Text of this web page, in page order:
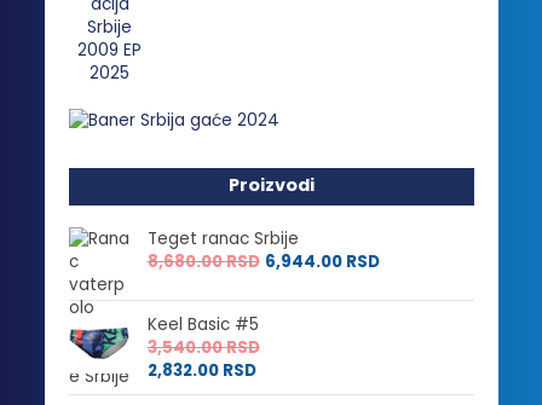
Proizvodi
Teget ranac Srbije
8,680.00RSD 6,944.00 RSD
Keel Basic #5
3,540.00RSD
2,832.00 RSD